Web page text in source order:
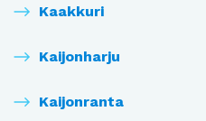
Kaakkuri
Kaijonharju
Kaijonranta